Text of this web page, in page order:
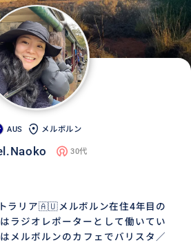
AUS メルボルン
30代
ラリア🇦🇺メルボルン在住4年目の
ラジオレポーターとして働いてい
メルボルンのカフェでバリスタ／